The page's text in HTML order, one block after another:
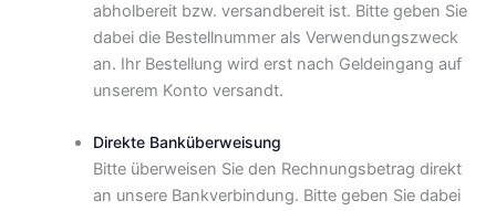
abholbereit bzw. versandbereit ist. Bitte geben Sie
dabei die Bestellnummer als Verwendungszweck
an. Ihr Bestellung wird erst nach Geldeingang auf
unserem Konto versandt.
Direkte Banküberweisung
Bitte überweisen Sie den Rechnungsbetrag direkt
an unsere Bankverbindung. Bitte geben Sie dabei